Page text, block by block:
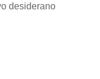
desiderano